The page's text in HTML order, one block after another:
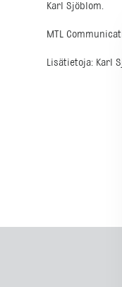
Karl Sjöblom.
MTL
Lisätietoja: Karl